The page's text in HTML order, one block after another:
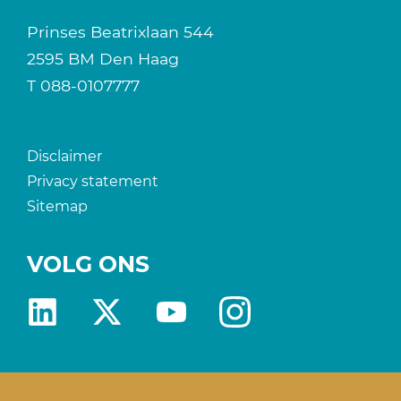
Prinses Beatrixlaan 544
2595 BM Den Haag
T 088-0107777
Disclaimer
Privacy statement
Sitemap
VOLG ONS